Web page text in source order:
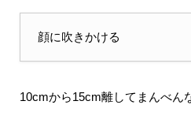
顔に吹きかける
10cmから15cm離してまんべん